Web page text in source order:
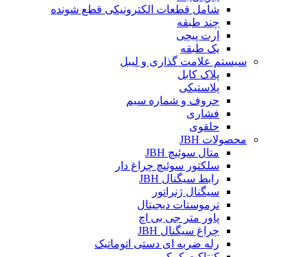
شامل قطعات الکترونیکی قطع شونده
چند طبقه
ارت پیچی
یک طبقه
سیستم علامت گذاری و لیبل
پلاک کابل
پلاستیکی
حروف و شماره سیم
فشاری
حلقوی
محصولات JBH
متال سوئیچ JBH
سلکتور سوئیچ چراغ دار
رابط سیگنال JBH
سیگنال ژنراتور
ترموستات دیجیتال
پاور متر جی بی اچ
چراغ سیگنال JBH
رله ضربه ای دستی اتوماتیک